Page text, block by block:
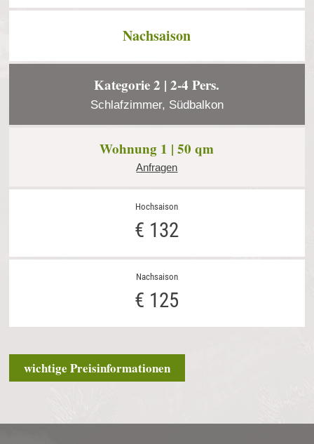
Nachsaison
Kategorie 2 | 2-4 Pers.
Schlafzimmer, Südbalkon
Wohnung 1 | 50 qm
Anfragen
€ 132
€ 125
wichtige Preisinformationen